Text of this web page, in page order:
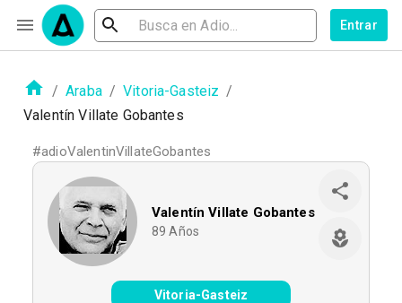
Entrar
/ Araba / Vitoria-Gasteiz /
Valentín Villate Gobantes
#adioValentinVillateGobantes
Valentín Villate Gobantes
89 Años
Vitoria-Gasteiz